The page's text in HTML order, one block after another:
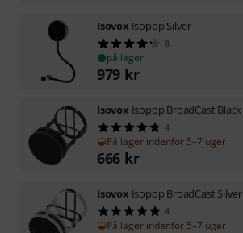
Isovox Isopop Silver
8
på lager
979 kr
Isovox Isopop BroadCast Black
4
På lager indenfor 5–7 uger
666 kr
Isovox Isopop BroadCast Silver
4
På lager indenfor 5–7 uger